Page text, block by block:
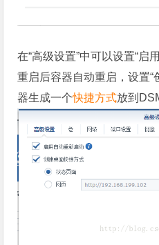
在“高级设置”中可以设置“启
重启后容器自动重启，设置“
器生成一个快捷方式放到